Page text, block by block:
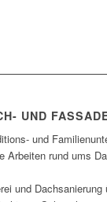
UND
und
Arbeiten rund ums
und